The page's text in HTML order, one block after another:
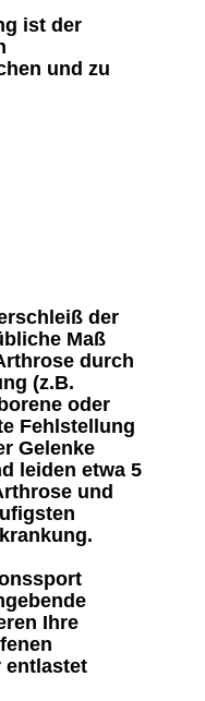
ist der
und zu
der
Maß
durch
(z.B.
oder
Fehlstellung
Gelenke
leiden etwa 5
und
Ihre
entlastet